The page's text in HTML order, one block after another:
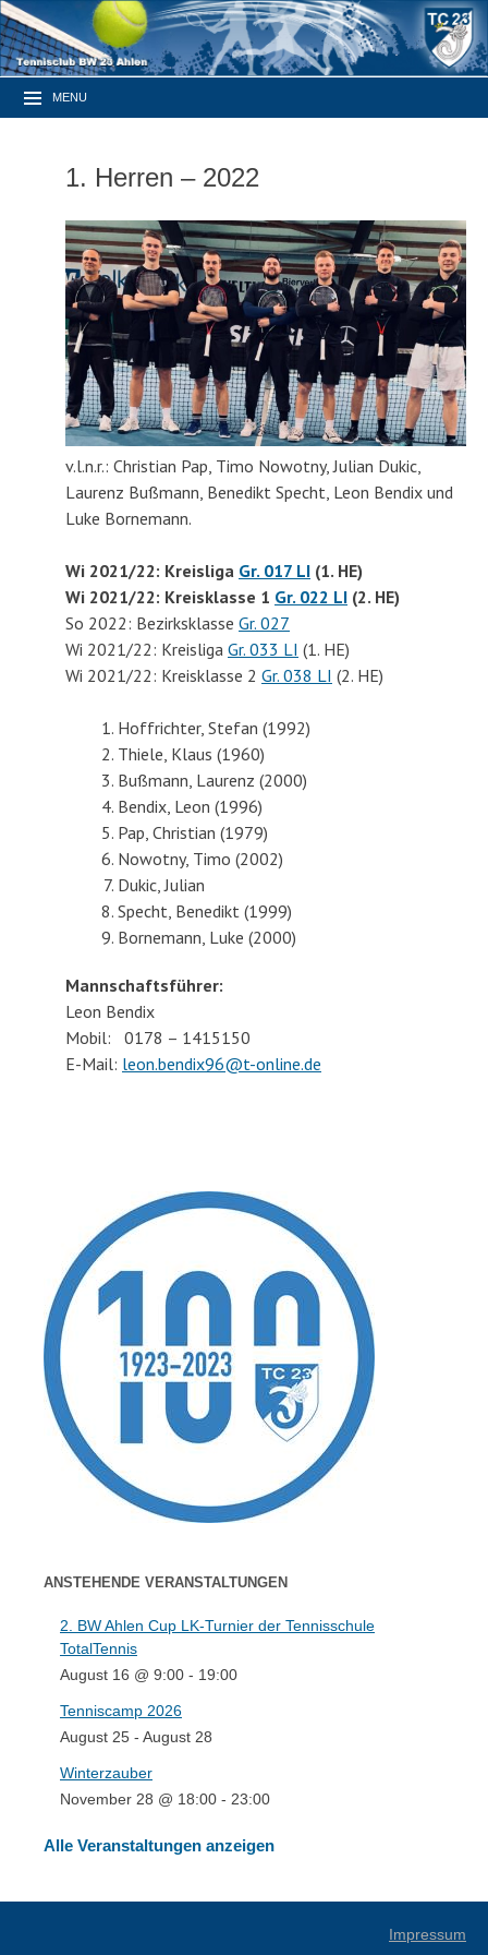
MENU
1. Herren – 2022
v.l.n.r.: Christian Pap, Timo Nowotny, Julian Dukic,
Laurenz Bußmann, Benedikt Specht, Leon Bendix und
Luke Bornemann.
Wi 2021/22: Kreisliga Gr. 017 LI (1. HE)
Wi 2021/22: Kreisklasse 1 Gr. 022 LI (2. HE)
So 2022: Bezirksklasse Gr. 027
Wi 2021/22: Kreisliga Gr. 033 LI (1. HE)
Wi 2021/22: Kreisklasse 2 Gr. 038 LI (2. HE)
Hoffrichter, Stefan (1992)
Thiele, Klaus (1960)
Bußmann, Laurenz (2000)
Bendix, Leon (1996)
Pap, Christian (1979)
Nowotny, Timo (2002)
Dukic, Julian
Specht, Benedikt (1999)
Bornemann, Luke (2000)
Mannschaftsführer:
Leon Bendix
Mobil: 0178 – 1415150
E-Mail: leon.bendix96@t-online.de
ANSTEHENDE VERANSTALTUNGEN
2. BW Ahlen Cup LK-Turnier der Tennisschule
TotalTennis
August 16 @ 9:00 - 19:00
Tenniscamp 2026
August 25 - August 28
Winterzauber
November 28 @ 18:00 - 23:00
Alle Veranstaltungen anzeigen
Impressum